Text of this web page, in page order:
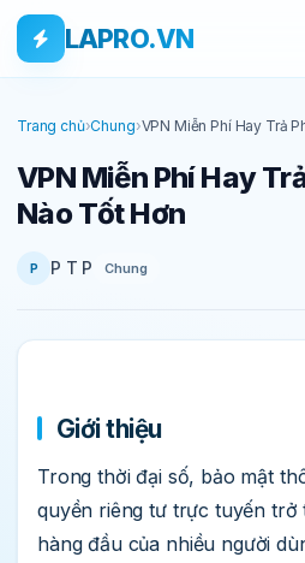
Skip to main content
Bỏ qua tới nội dung
LAPRO.VN
Trang chủ›Chung›VPN Miễn Phí Hay Trả
VPN Miễn Phí Hay
Nào Tốt Hơn
P P T P Chung
Giới thiệu
Trong thời đại số, bảo mật
quyền riêng tư trực tuyến trở
hàng đầu của nhiều người